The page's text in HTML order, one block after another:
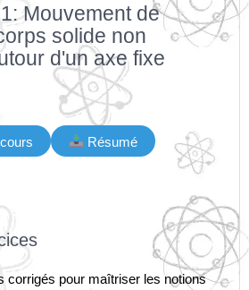
Mouvement de
solide non
d'un axe fixe
Résumé
corrigés pour maîtriser les notions